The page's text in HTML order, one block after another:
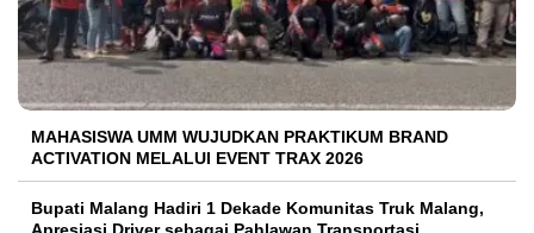
MAHASISWA UMM WUJUDKAN PRAKTIKUM BRAND
ACTIVATION MELALUI EVENT TRAX 2026
Bupati Malang Hadiri 1 Dekade Komunitas Truk Malang,